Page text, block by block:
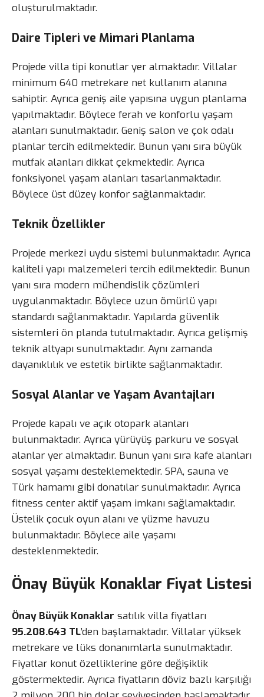
oluşturulmaktadır.
Daire Tipleri ve Mimari Planlama
Projede villa tipi konutlar yer almaktadır. Villalar
minimum 640 metrekare net kullanım alanına
sahiptir. Ayrıca geniş aile yapısına uygun planlama
yapılmaktadır. Böylece ferah ve konforlu yaşam
alanları sunulmaktadır. Geniş salon ve çok odalı
planlar tercih edilmektedir. Bunun yanı sıra büyük
mutfak alanları dikkat çekmektedir. Ayrıca
fonksiyonel yaşam alanları tasarlanmaktadır.
Böylece üst düzey konfor sağlanmaktadır.
Teknik Özellikler
Projede merkezi uydu sistemi bulunmaktadır. Ayrıca
kaliteli yapı malzemeleri tercih edilmektedir. Bunun
yanı sıra modern mühendislik çözümleri
uygulanmaktadır. Böylece uzun ömürlü yapı
standardı sağlanmaktadır. Yapılarda güvenlik
sistemleri ön planda tutulmaktadır. Ayrıca gelişmiş
teknik altyapı sunulmaktadır. Aynı zamanda
dayanıklılık ve estetik birlikte sağlanmaktadır.
Sosyal Alanlar ve Yaşam Avantajları
Projede kapalı ve açık otopark alanları
bulunmaktadır. Ayrıca yürüyüş parkuru ve sosyal
alanlar yer almaktadır. Bunun yanı sıra kafe alanları
sosyal yaşamı desteklemektedir. SPA, sauna ve
Türk hamamı gibi donatılar sunulmaktadır. Ayrıca
fitness center aktif yaşam imkanı sağlamaktadır.
Üstelik çocuk oyun alanı ve yüzme havuzu
bulunmaktadır. Böylece aile yaşamı
desteklenmektedir.
Önay Büyük Konaklar Fiyat Listesi
Önay Büyük Konaklar satılık villa fiyatları
95.208.643 TL’den başlamaktadır. Villalar yüksek
metrekare ve lüks donanımlarla sunulmaktadır.
Fiyatlar konut özelliklerine göre değişiklik
göstermektedir. Ayrıca fiyatların döviz bazlı karşılığı